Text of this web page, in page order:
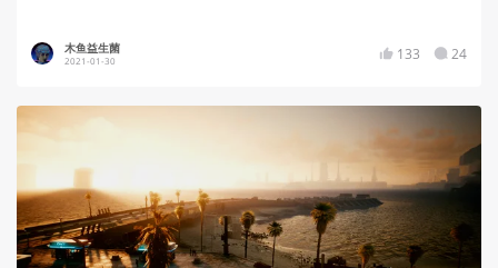
木鱼益生菌
2021-01-30 133 24